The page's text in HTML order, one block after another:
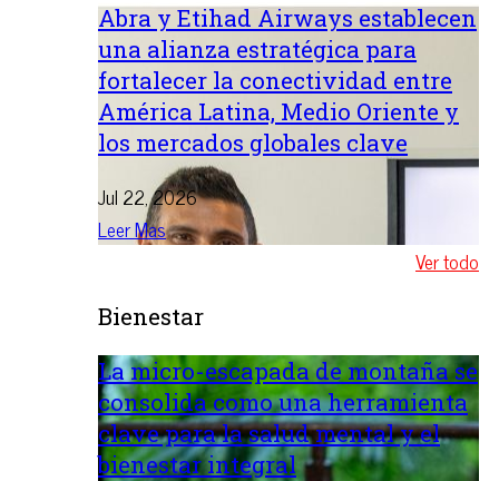
Abra y Etihad Airways establecen
una alianza estratégica para
fortalecer la conectividad entre
América Latina, Medio Oriente y
los mercados globales clave
Jul 22, 2026
Leer Mas
Ver todo
Bienestar
La micro-escapada de montaña se
consolida como una herramienta
clave para la salud mental y el
bienestar integral